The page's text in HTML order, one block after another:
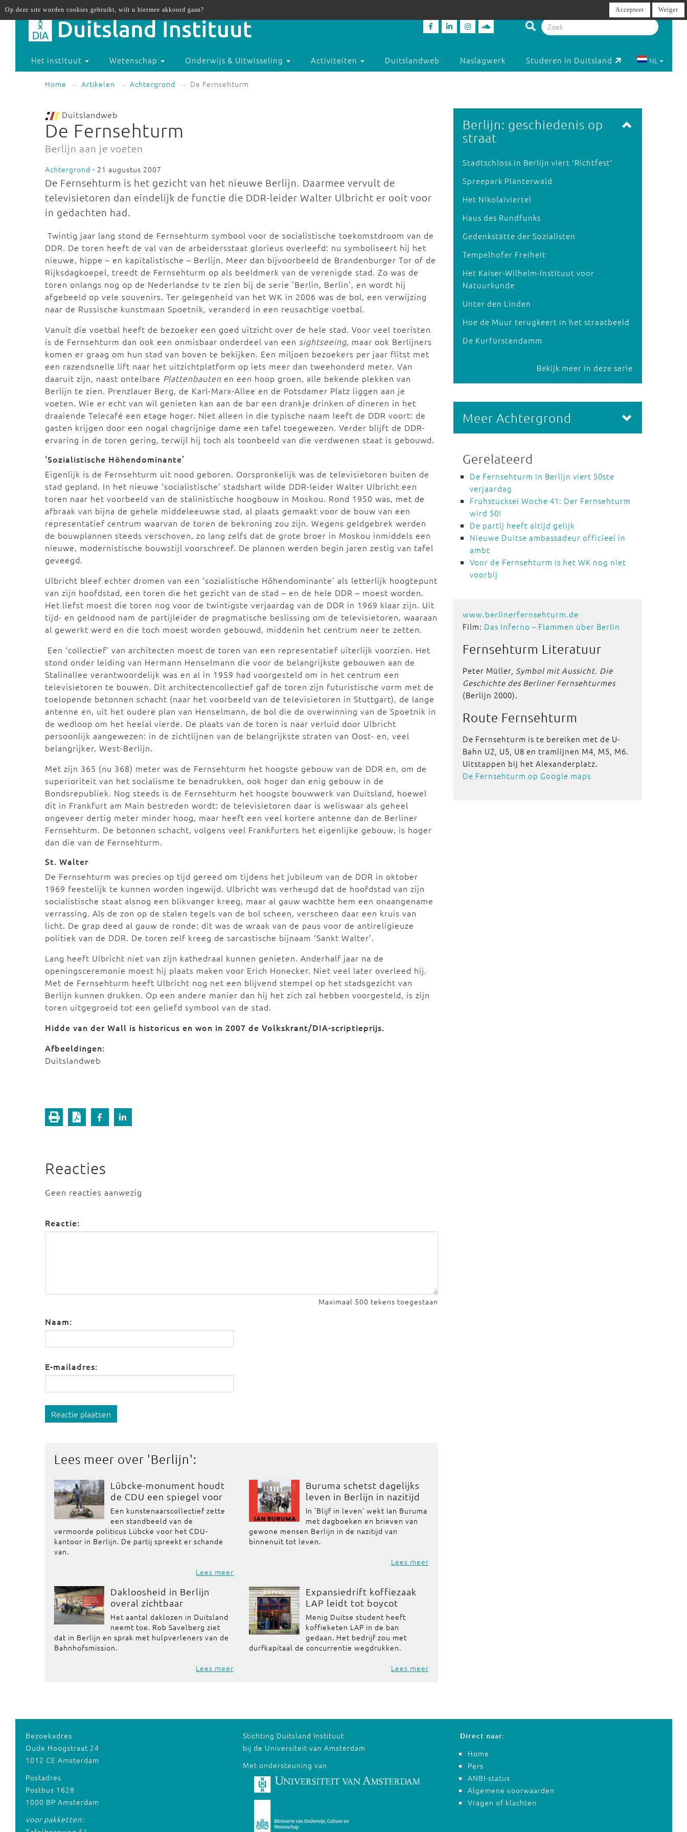
Het instituut Wetenschap Onderwijs & Uitwisseling Activiteiten Duitslandweb Naslagwerk Studeren in Duitsland NL
Home Artikelen Achtergrond De Fernsehturm
Duitslandweb
De Fernsehturm
Berlijn aan je voeten
Achtergrond - 21 augustus 2007
De Fernsehturm is het gezicht van het nieuwe Berlijn. Daarmee vervult de
televisietoren dan eindelijk de functie die DDR-leider Walter Ulbricht er ooit voor
in gedachten had.
Twintig jaar lang stond de Fernsehturm symbool voor de socialistische toekomstdroom van de
DDR. De toren heeft de val van de arbeidersstaat glorieus overleefd: nu symboliseert hij het
nieuwe, hippe – en kapitalistische – Berlijn. Meer dan bijvoorbeeld de Brandenburger Tor of de
Rijksdagkoepel, treedt de Fernsehturm op als beeldmerk van de verenigde stad. Zo was de
toren onlangs nog op de Nederlandse tv te zien bij de serie 'Berlin, Berlin', en wordt hij
afgebeeld op vele souvenirs. Ter gelegenheid van het WK in 2006 was de bol, een verwijzing
naar de Russische kunstmaan Spoetnik, veranderd in een reusachtige voetbal.
Vanuit die voetbal heeft de bezoeker een goed uitzicht over de hele stad. Voor veel toeristen
is de Fernsehturm dan ook een onmisbaar onderdeel van een sightseeing, maar ook Berlijners
komen er graag om hun stad van boven te bekijken. Een miljoen bezoekers per jaar flitst met
een razendsnelle lift naar het uitzichtplatform op iets meer dan tweehonderd meter. Van
daaruit zijn, naast ontelbare Plattenbauten en een hoop groen, alle bekende plekken van
Berlijn te zien. Prenzlauer Berg, de Karl-Marx-Allee en de Potsdamer Platz liggen aan je
voeten. Wie er echt van wil genieten kan aan de bar een drankje drinken of dineren in het
draaiende Telecafé een etage hoger. Niet alleen in die typische naam leeft de DDR voort: de
gasten krijgen door een nogal chagrijnige dame een tafel toegewezen. Verder blijft de DDR-
ervaring in de toren gering, terwijl hij toch als toonbeeld van die verdwenen staat is gebouwd.
‘Sozialistische Höhendominante’
Eigenlijk is de Fernsehturm uit nood geboren. Oorspronkelijk was de televisietoren buiten de
stad gepland. In het nieuwe ‘socialistische’ stadshart wilde DDR-leider Walter Ulbricht een
toren naar het voorbeeld van de stalinistische hoogbouw in Moskou. Rond 1950 was, met de
afbraak van bijna de gehele middeleeuwse stad, al plaats gemaakt voor de bouw van een
representatief centrum waarvan de toren de bekroning zou zijn. Wegens geldgebrek werden
de bouwplannen steeds verschoven, zo lang zelfs dat de grote broer in Moskou inmiddels een
nieuwe, modernistische bouwstijl voorschreef. De plannen werden begin jaren zestig van tafel
geveegd.
Ulbricht bleef echter dromen van een ‘sozialistische Höhendominante’ als letterlijk hoogtepunt
van zijn hoofdstad, een toren die het gezicht van de stad – en de hele DDR – moest worden.
Het liefst moest die toren nog voor de twintigste verjaardag van de DDR in 1969 klaar zijn. Uit
tijd- en geldnood nam de partijleider de pragmatische beslissing om de televisietoren, waaraan
al gewerkt werd en die toch moest worden gebouwd, middenin het centrum neer te zetten.
Een ‘collectief’ van architecten moest de toren van een representatief uiterlijk voorzien. Het
stond onder leiding van Hermann Henselmann die voor de belangrijkste gebouwen aan de
Stalinallee verantwoordelijk was en al in 1959 had voorgesteld om in het centrum een
televisietoren te bouwen. Dit architectencollectief gaf de toren zijn futuristische vorm met de
toelopende betonnen schacht (naar het voorbeeld van de televisietoren in Stuttgart), de lange
antenne en, uit het oudere plan van Henselmann, de bol die de overwinning van de Spoetnik in
de wedloop om het heelal vierde. De plaats van de toren is naar verluid door Ulbricht
persoonlijk aangewezen: in de zichtlijnen van de belangrijkste straten van Oost- en, veel
belangrijker, West-Berlijn.
Met zijn 365 (nu 368) meter was de Fernsehturm het hoogste gebouw van de DDR en, om de
superioriteit van het socialisme te benadrukken, ook hoger dan enig gebouw in de
Bondsrepubliek. Nog steeds is de Fernsehturm het hoogste bouwwerk van Duitsland, hoewel
dit in Frankfurt am Main bestreden wordt: de televisietoren daar is weliswaar als geheel
ongeveer dertig meter minder hoog, maar heeft een veel kortere antenne dan de Berliner
Fernsehturm. De betonnen schacht, volgens veel Frankfurters het eigenlijke gebouw, is hoger
dan die van de Fernsehturm.
St. Walter
De Fernsehturm was precies op tijd gereed om tijdens het jubileum van de DDR in oktober
1969 feestelijk te kunnen worden ingewijd. Ulbricht was verheugd dat de hoofdstad van zijn
socialistische staat alsnog een blikvanger kreeg, maar al gauw wachtte hem een onaangename
verrassing. Als de zon op de stalen tegels van de bol scheen, verscheen daar een kruis van
licht. De grap deed al gauw de ronde: dit was de wraak van de paus voor de antireligieuze
politiek van de DDR. De toren zelf kreeg de sarcastische bijnaam ‘Sankt Walter’.
Lang heeft Ulbricht niet van zijn kathedraal kunnen genieten. Anderhalf jaar na de
openingsceremonie moest hij plaats maken voor Erich Honecker. Niet veel later overleed hij.
Met de Fernsehturm heeft Ulbricht nog net een blijvend stempel op het stadsgezicht van
Berlijn kunnen drukken. Op een andere manier dan hij het zich zal hebben voorgesteld, is zijn
toren uitgegroeid tot een geliefd symbool van de stad.
Hidde van der Wall is historicus en won in 2007 de Volkskrant/DIA-scriptieprijs.
Afbeeldingen:
Duitslandweb
Reacties
Geen reacties aanwezig
Reactie:
Maximaal 500 tekens toegestaan
Naam:
E-mailadres:
Reactie plaatsen
Lees meer over 'Berlijn':
Lübcke-monument houdt
de CDU een spiegel voor
Een kunstenaarscollectief zette
een standbeeld van de
vermoorde politicus Lübcke voor het CDU-
kantoor in Berlijn. De partij spreekt er schande
van.
Lees meer
Buruma schetst dagelijks
leven in Berlijn in nazitijd
In 'Blijf in leven' wekt Ian Buruma
met dagboeken en brieven van
gewone mensen Berlijn in de nazitijd van
binnenuit tot leven.
Lees meer
Dakloosheid in Berlijn
overal zichtbaar
Het aantal daklozen in Duitsland
neemt toe. Rob Savelberg ziet
dat in Berlijn en sprak met hulpverleners van de
Bahnhofsmission.
Lees meer
Expansiedrift koffiezaak
LAP leidt tot boycot
Menig Duitse student heeft
koffieketen LAP in de ban
gedaan. Het bedrijf zou met
durfkapitaal de concurrentie wegdrukken.
Lees meer
Berlijn: geschiedenis op
straat
Stadtschloss in Berlijn viert 'Richtfest'
Spreepark Plänterwald
Het Nikolaiviertel
Haus des Rundfunks
Gedenkstätte der Sozialisten
Tempelhofer Freiheit
Het Kaiser-Wilhelm-Instituut voor
Natuurkunde
Unter den Linden
Hoe de Muur terugkeert in het straatbeeld
De Kurfürstendamm
Bekijk meer in deze serie
Meer Achtergrond
Gerelateerd
De Fernsehturm in Berlijn viert 50ste
verjaardag
Frühstücksei Woche 41: Der Fernsehturm
wird 50!
De partij heeft altijd gelijk
Nieuwe Duitse ambassadeur officieel in
ambt
Voor de Fernsehturm is het WK nog niet
voorbij
www.berlinerfernsehturm.de
Film: Das Inferno – Flammen über Berlin
Fernsehturm Literatuur
Peter Müller, Symbol mit Aussicht. Die
Geschichte des Berliner Fernsehturmes
(Berlijn 2000).
Route Fernsehturm
De Fernsehturm is te bereiken met de U-
Bahn U2, U5, U8 en tramlijnen M4, M5, M6.
Uitstappen bij het Alexanderplatz.
De Fernsehturm op Google maps
Bezoekadres
Oude Hoogstraat 24
1012 CE Amsterdam
Postadres
Postbus 1628
1000 BP Amsterdam
voor pakketten:
Stichting Duitsland Instituut
bij de Universiteit van Amsterdam
Met ondersteuning van
Direct naar:
Home
Pers
ANBI-status
Algemene voorwaarden
Vragen of klachten
Op deze site worden cookies gebruikt, wilt u hiermee akkoord gaan? Accepteer Weiger